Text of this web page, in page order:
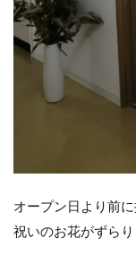
オープン日より前
祝いのお花がずら